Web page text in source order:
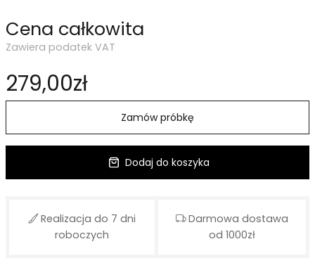
Cena całkowita
Zawiera podatek VAT
279,00zł
Zamów próbkę
Dodaj do koszyka
Realizacja do 7 dni
roboczych
Darmowa dostawa
od 1000zł